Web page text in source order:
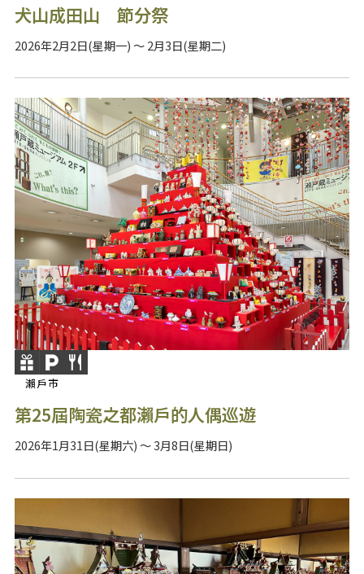
犬山成田山 節分祭
2026年2月2日(星期一) ～ 2月3日(星期二)
瀨戶市
第25屆陶瓷之都瀨戶的人偶巡遊
2026年1月31日(星期六) ～ 3月8日(星期日)